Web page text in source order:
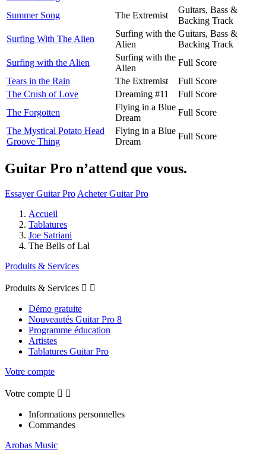
Summer Song
The Extremist
Guitars, Bass &
Backing Track
Surfing With The Alien
Surfing with the
Alien
Guitars, Bass &
Backing Track
Surfing with the Alien
Surfing with the
Alien
Full Score
Tears in the Rain
The Extremist
Full Score
The Crush of Love
Dreaming #11
Full Score
The Forgotten
Flying in a Blue
Dream
Full Score
The Mystical Potato Head
Groove Thing
Flying in a Blue
Dream
Full Score
Guitar Pro n’attend que vous.
Essayer Guitar Pro Acheter Guitar Pro
Accueil
Tablatures
Joe Satriani
The Bells of Lal
Produits & Services
Produits & Services  
Démo gratuite
Nouveautés Guitar Pro 8
Programme éducation
Artistes
Tablatures Guitar Pro
Votre compte
Votre compte  
Informations personnelles
Commandes
Arobas Music